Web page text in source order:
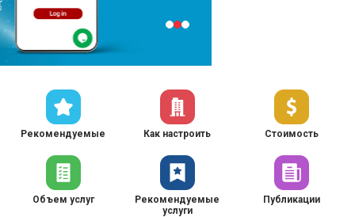
Рекомендуемые Как настроить Стоимость
Объем услуг
Рекомендуемые
услуги
Публикации